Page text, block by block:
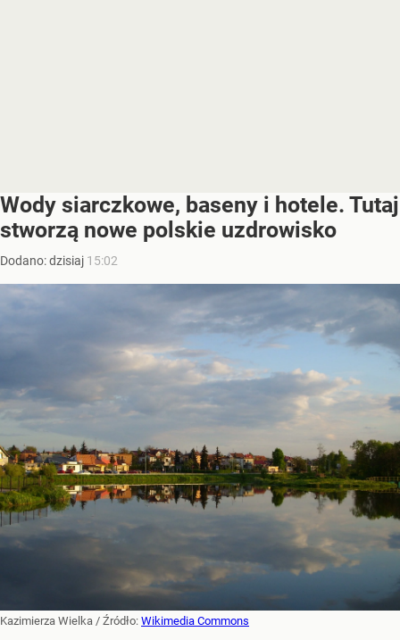
Wody siarczkowe, baseny i hotele. Tutaj
stworzą nowe polskie uzdrowisko
Dodano:dzisiaj 15:02
Kazimierza Wielka / Źródło: Wikimedia Commons